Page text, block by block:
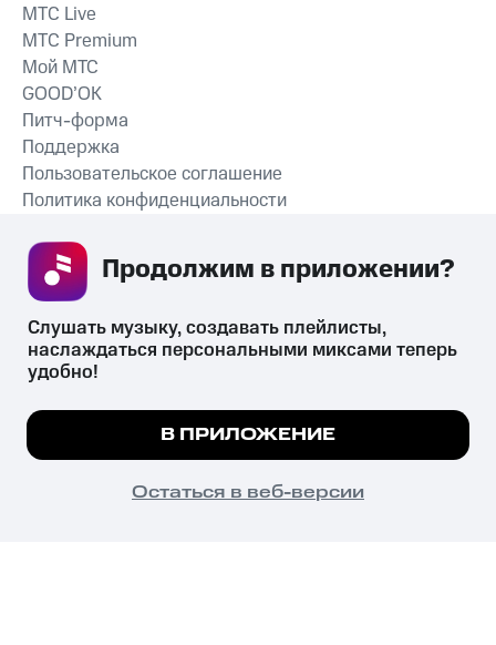
СКАЧАТЬ ПРИЛОЖЕНИЕ
MTС Live
MTС Premium
Мой МТС
GOOD’OK
Питч-форма
Поддержка
Пользовательское соглашение
Политика конфиденциальности
психотропных веществ, их аналогов причиняет вред здоровью,
их незаконный оборот запрещён и влечёт установленную
законодательством ответственность.
© 2026 ООО «КИОН».
Все права защищены
Мы используем куки, чтобы на сайте все
Подробнее
ПОНЯТНО
Слушать музыку, создавать плейлисты,
наслаждаться персональными миксами теперь
удобно!
В ПРИЛОЖЕНИЕ
Остаться в веб-версии